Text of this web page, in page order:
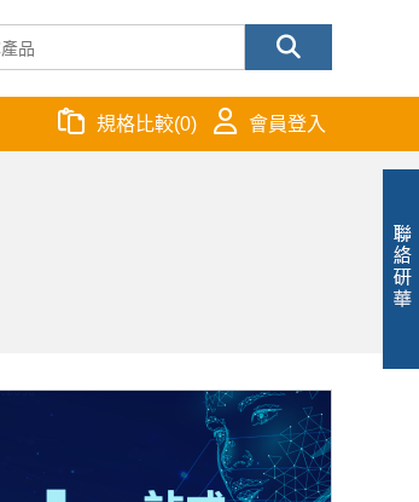
規格比較(0) 會員登入